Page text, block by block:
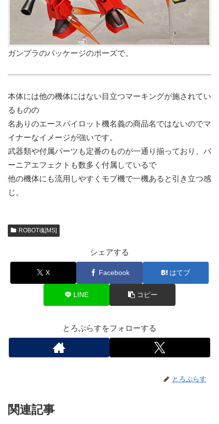
ガンプラのパッケージのポーズで。
本体には他の機体にはない目立つマーキングが施されてい
るものの
名ありのエースパイロット機名義の商品名ではないのでマ
イナーなイメージが強いです。
武器類や付属パーツも定番のものが一通り揃っており、バ
ーニアエフェクトも数多く付属しているで
他の機体にも流用しやすくモブ機で一機あると引き立つ感
じ。
ROBOT魂[MS]
シェアする
X Facebook はてブ
LINE コピー
とろぷらすをフォローする
とろぷらす
関連記事